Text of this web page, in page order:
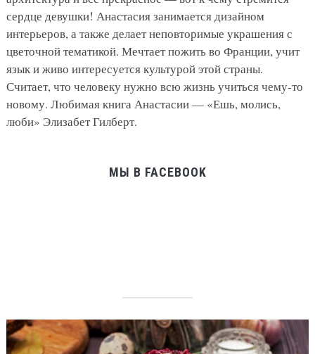
сердце девушки! Анастасия занимается дизайном
интерьеров, а также делает неповторимые украшения с
цветочной тематикой. Мечтает пожить во Франции, учит
язык и живо интересуется культурой этой страны.
Считает, что человеку нужно всю жизнь учиться чему-то
новому. Любимая книга Анастасии — «Ешь, молись,
люби» Элизабет Гилберт.
МЫ В FACEBOOK